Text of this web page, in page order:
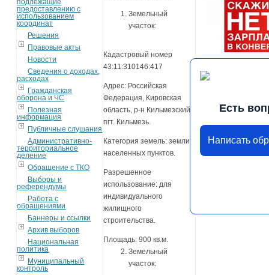
предоставлению с
использованием
координат
Решения
Правовые акты
Новости
Сведения о доходах,
расходах
Гражданская
оборона и ЧС
Полезная
информация
Публичные слушания
Административно-
территориальное
деление
Обращение с ТКО
Выборы и
референдумы
Работа с
обращениями
Баннеры и ссылки
Архив выборов
Национальная
политика
Муниципальный
контроль
Земельный
участок:
Кадастровый номер
43:11:310146:417
Адрес: Российская
Федерация, Кировская
область, р-н Кильмезский,
пгт. Кильмезь.
Категория земель: земли
населенных пунктов.
Разрешенное
использование: для
индивидуального
жилищного
строительства.
Площадь: 900 кв.м.
Земельный
участок:
Есть
Написать